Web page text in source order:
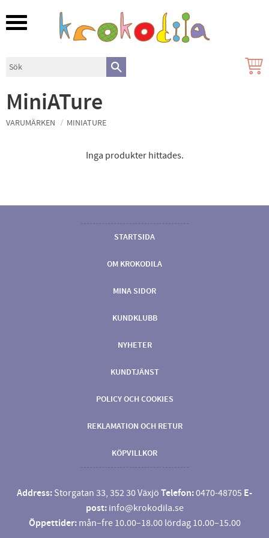
Meny
MiniATure
VARUMÄRKEN MINIATURE
Inga produkter hittades.
STARTSIDA
OM KROKODILA
MINA SIDOR
KUNDKLUBB
NYHETER
KUNDTJÄNST
POLICY OCH COOKIES
REKLAMATION OCH RETUR
KÖPVILLKOR
Address: Storgatan 33, 352 30 Växjö Telefon:0470-48705 E-
post: info@krokodila.se
Öppettider:mån–fre 10.00–18.00 lördag 10.00–15.00